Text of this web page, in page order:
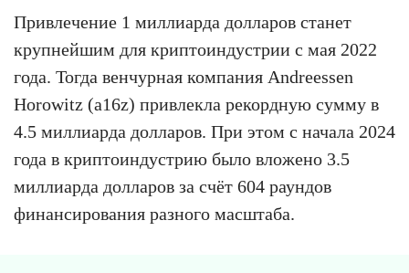
Привлечение 1 миллиарда долларов станет
крупнейшим для криптоиндустрии с мая 2022
года. Тогда венчурная компания Andreessen
Horowitz (a16z) привлекла рекордную сумму в
4.5 миллиарда долларов. При этом с начала 2024
года в криптоиндустрию было вложено 3.5
миллиарда долларов за счёт 604 раундов
финансирования разного масштаба.